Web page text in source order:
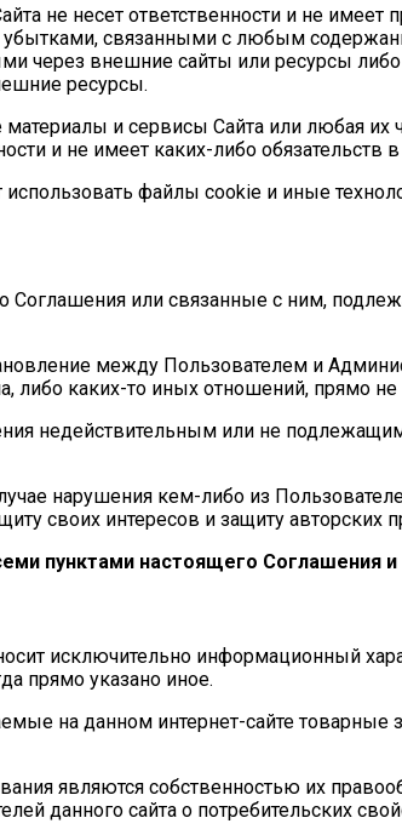
не несет ответственности и не
связанными с любым
через внешние сайты или ресурсы
ресурсы.
и сервисы Сайта или любая их
и не имеет каких-либо обязательств
файлы cookie и иные
или связанные с ним,
между Пользователем и
либо каких-то иных отношений, прямо
недействительным или не
нарушения кем-либо из
своих интересов и защиту авторских
пунктами настоящего Соглашения и
исключительно информационный
прямо указано иное.
на данном интернет-сайте
являются собственностью их
данного сайта о потребительских